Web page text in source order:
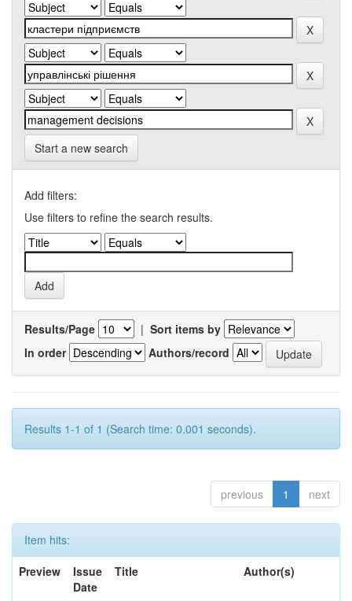
Start a new search
Add filters:
Use filters to refine the search results.
Results/Page | Sort items by
In order
Authors/record
Results 1-1 of 1 (Search time: 0.001 seconds).
previous 1 next
Item hits:
Preview
Issue
Date
Title Author(s)